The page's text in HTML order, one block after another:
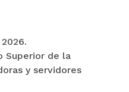
Superior de la
y servidores